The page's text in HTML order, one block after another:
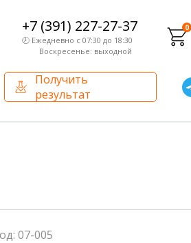
+7 (391) 227-27-37
🕗 Ежедневно с 07:30 до 18:30
Воскресенье: выходной
0
Получить
результат
07-005